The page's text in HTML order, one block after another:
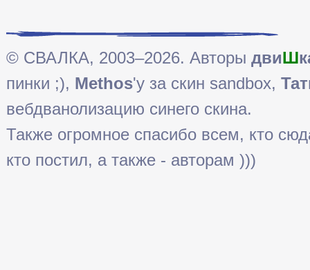
© СВАЛКА, 2003–2026. Авторы двиШ
пинки ;), Methos'у за скин sandbox,
вебдванолизацию синего скина.
Также огромное спасибо всем, кто
кто постил, а также - авторам )))